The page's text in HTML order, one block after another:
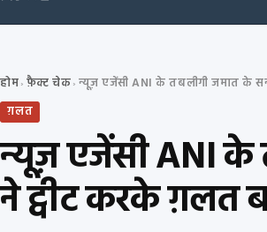
होम› फ़ैक्ट चेक›
ग़लत
न्यूज़ एजेंसी ANI के
ने ट्वीट करके ग़लत